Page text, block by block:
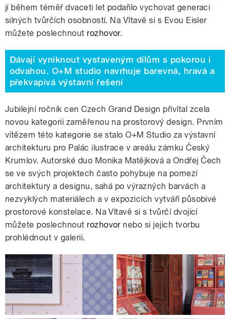
jí během téměř dvaceti let podařilo vychovat generaci
silných tvůrčích osobností. Na Vltavě si s Evou Eisler
můžete poslechnout rozhovor.
Dávají vyniknout vystaveným dílům s pokorou i
odvahou. O+M studio navrhuje barevná, hravá a
překvapivá výstavní řešení
Jubilejní ročník cen Czech Grand Design přivítal zcela
novou kategorii zaměřenou na prostorový design. Prvním
vítězem této kategorie se stalo O+M Studio za výstavní
architekturu pro Palác ilustrace v areálu zámku Český
Krumlov. Autorské duo Monika Matějková a Ondřej Čech
se ve svých projektech často pohybuje na pomezí
architektury a designu, sahá po výrazných barvách a
nezvyklých materiálech a v expozicích vytváří působivé
prostorové konstelace. Na Vltavě si s tvůrčí dvojicí
můžete poslechnout rozhovornebo si jejich tvorbu
prohlédnout v galerii.